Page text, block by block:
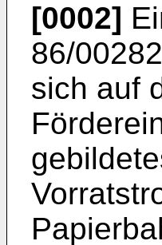
[0002]
86/
sich auf